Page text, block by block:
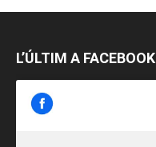
L’ÚLTIM A FACEBOOK